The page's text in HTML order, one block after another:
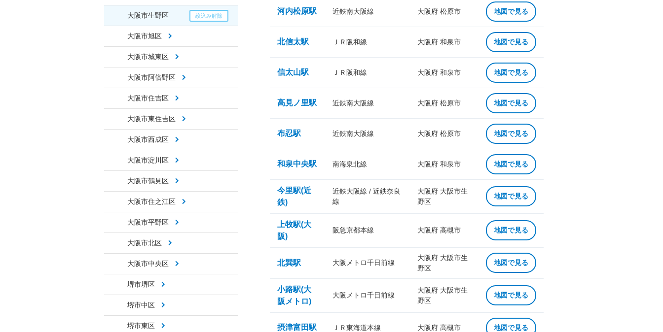
大阪市生野区
大阪市旭区
大阪市城東区
大阪市阿倍野区
大阪市住吉区
大阪市東住吉区
大阪市西成区
大阪市淀川区
大阪市鶴見区
大阪市住之江区
大阪市平野区
大阪市北区
大阪市中央区
堺市堺区
堺市中区
堺市東区
河内松原駅 近鉄南大阪線 大阪府 松原市 地図で見る
北信太駅 ＪＲ阪和線 大阪府 和泉市 地図で見る
信太山駅 ＪＲ阪和線 大阪府 和泉市 地図で見る
高見ノ里駅 近鉄南大阪線 大阪府 松原市 地図で見る
布忍駅 近鉄南大阪線 大阪府 松原市 地図で見る
和泉中央駅 南海泉北線 大阪府 和泉市 地図で見る
今里駅(近
鉄)
近鉄大阪線 / 近鉄奈良
線
大阪府 大阪市生
野区
地図で見る
上牧駅(大
阪)
阪急京都本線 大阪府 高槻市 地図で見る
北巽駅 大阪メトロ千日前線
大阪府 大阪市生
野区
地図で見る
小路駅(大
阪メトロ)
大阪メトロ千日前線
大阪府 大阪市生
野区
地図で見る
摂津富田駅 ＪＲ東海道本線 大阪府 高槻市 地図で見る